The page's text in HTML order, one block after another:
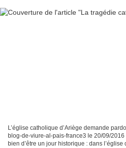
L’église catholique d’Ariège demande
blog-de-viure-al-pais-france3 le 20/09/
bien d’être un jour historique : dans l’église